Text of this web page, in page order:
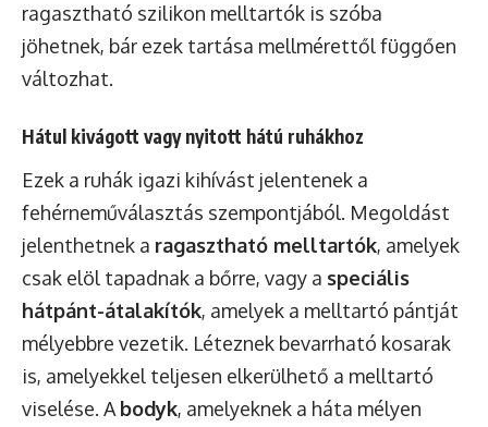
ragasztható szilikon melltartók is szóba
jöhetnek, bár ezek tartása mellmérettől függően
változhat.
Hátul kivágott vagy nyitott hátú ruhákhoz
Ezek a ruhák igazi kihívást jelentenek a
fehérneműválasztás szempontjából. Megoldást
jelenthetnek a ragasztható melltartók, amelyek
csak elöl tapadnak a bőrre, vagy a speciális
hátpánt-átalakítók, amelyek a melltartó pántját
mélyebbre vezetik. Léteznek bevarrható kosarak
is, amelyekkel teljesen elkerülhető a melltartó
viselése. A bodyk, amelyeknek a háta mélyen